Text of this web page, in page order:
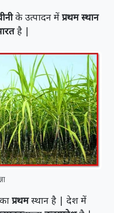
के उत्पादन में प्रथम स्थान
है |
प्रथमस्थान है | देश में